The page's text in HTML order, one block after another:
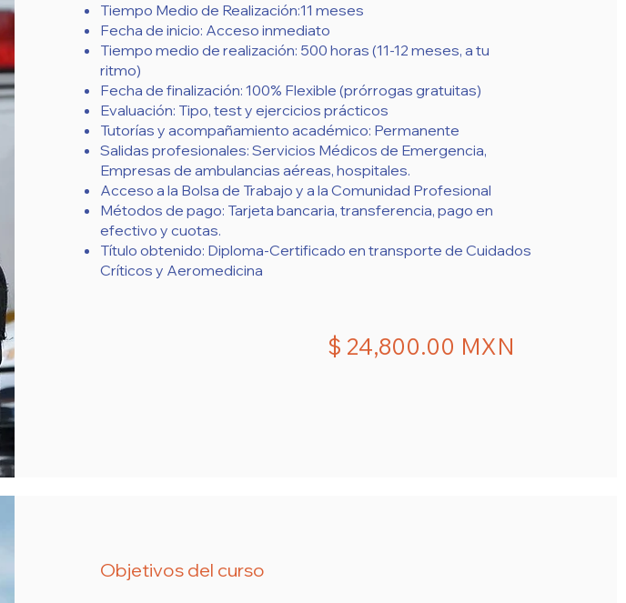
Tiempo Medio de Realización:11 meses
Fecha de inicio: Acceso inmediato
Tiempo medio de realización: 500 horas (11-12 meses, a tu
ritmo)
Fecha de finalización: 100% Flexible (prórrogas gratuitas)
Evaluación: Tipo, test y ejercicios prácticos
Tutorías y acompañamiento académico: Permanente
Salidas profesionales: Servicios Médicos de Emergencia,
Empresas de ambulancias aéreas, hospitales.
Acceso a la Bolsa de Trabajo y a la Comunidad Profesional
Métodos de pago: Tarjeta bancaria, transferencia, pago en
efectivo y cuotas.
Título obtenido: Diploma-Certificado en transporte de Cuidados
Críticos y Aeromedicina
$ 24,800.00 MXN
Objetivos del curso